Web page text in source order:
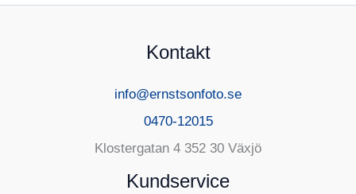
Kontakt
info@ernstsonfoto.se
0470-12015
Klostergatan 4 352 30 Växjö
Kundservice